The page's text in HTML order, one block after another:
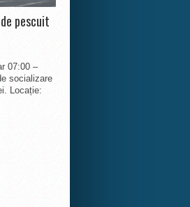
pescuit
07:00 –
socializare
Locație: